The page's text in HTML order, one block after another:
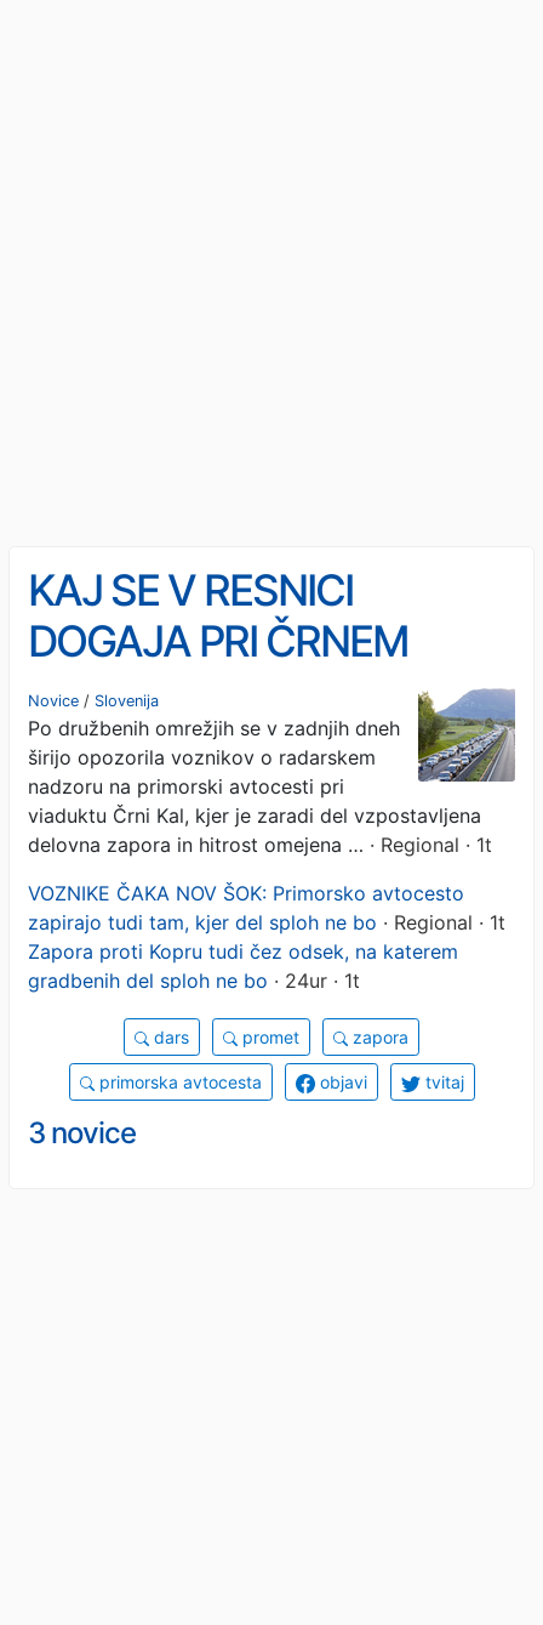
KAJ SE V RESNICI
DOGAJA PRI ČRNEM
KALU? Vozniki imajo
občutek, da je namesto
delavcev na delu le radar
Novice / Slovenija
Po družbenih omrežjih se v zadnjih dneh
širijo opozorila voznikov o radarskem
nadzoru na primorski avtocesti pri
viaduktu Črni Kal, kjer je zaradi del vzpostavljena
delovna zapora in hitrost omejena … · Regional · 1t
VOZNIKE ČAKA NOV ŠOK: Primorsko avtocesto
zapirajo tudi tam, kjer del sploh ne bo · Regional · 1t
Zapora proti Kopru tudi čez odsek, na katerem
gradbenih del sploh ne bo · 24ur · 1t
dars promet zapora
primorska avtocesta objavi tvitaj
3 novice